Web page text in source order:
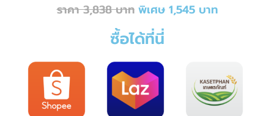
ราคา 3,838 บาทพิเศษ 1,545 บาท
ซื้อได้ที่นี่